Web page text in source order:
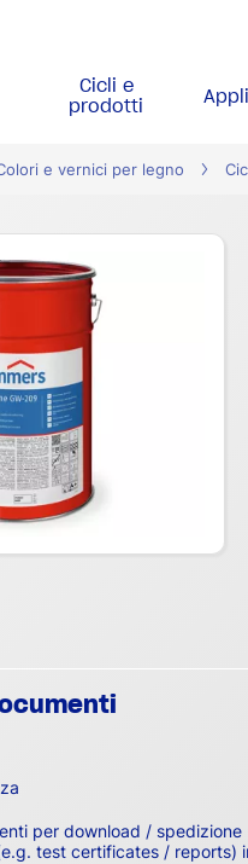
Cicli e
prodotti
e vernici per legno
per download / spedizione
test certificates / reports)